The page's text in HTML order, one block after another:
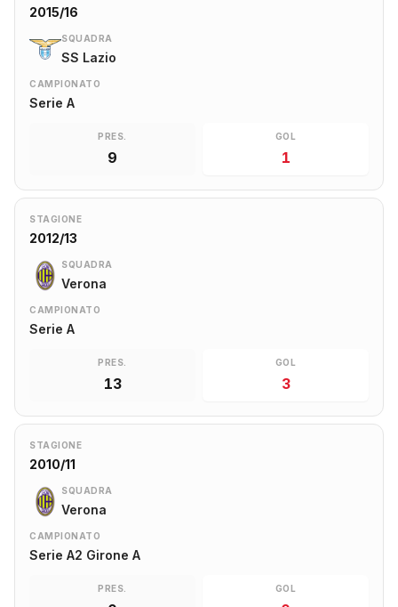
2015/16
SQUADRA
SS Lazio
CAMPIONATO
Serie A
PRES.
9
GOL
1
STAGIONE
2012/13
SQUADRA
Verona
CAMPIONATO
Serie A
PRES.
13
GOL
3
STAGIONE
2010/11
SQUADRA
Verona
CAMPIONATO
Serie A2 Girone A
PRES. GOL